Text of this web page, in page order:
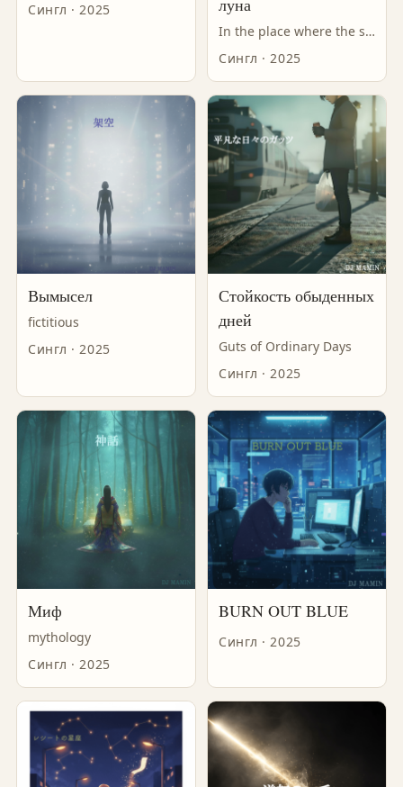
Сингл · 2025 луна
In the place where the stone shell and the moon fall
Сингл · 2025
Вымысел
fictitious
Сингл · 2025
Стойкость обыденных
дней
Guts of Ordinary Days
Сингл · 2025
Миф
mythology
Сингл · 2025
BURN OUT BLUE
Сингл · 2025